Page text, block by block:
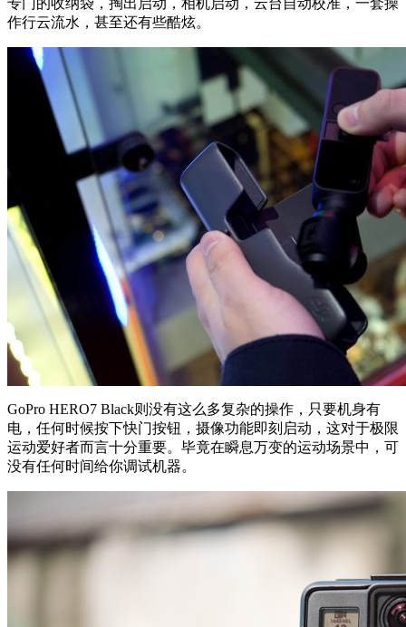
专门的收纳袋，掏出启动，相机启动，云台自动校准，一套操
作行云流水，甚至还有些酷炫。
GoPro HERO7 Black则没有这么多复杂的操作，只要机身有
电，任何时候按下快门按钮，摄像功能即刻启动，这对于极限
运动爱好者而言十分重要。毕竟在瞬息万变的运动场景中，可
没有任何时间给你调试机器。